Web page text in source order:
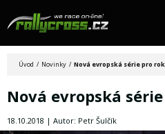
Úvod / Novinky / Nová evropská série pro rok
Nová evropská
18.10.2018 | Autor: Petr Šulčík